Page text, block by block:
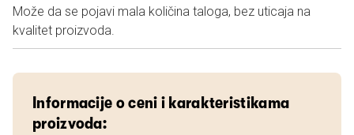
Može da se pojavi mala količina taloga, bez uticaja na
kvalitet proizvoda.
Informacije o ceni i karakteristikama
proizvoda: